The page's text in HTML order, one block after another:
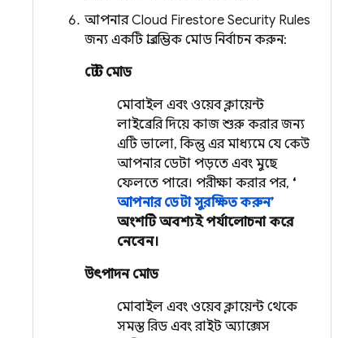
আপনারCloud Firestore Security Rules
জন্য একটি প্রারম্ভিক মোড নির্বাচন করুন:
টেস্ট মোড
মোবাইল এবং ওয়েব ক্লায়েন্ট
লাইব্রেরি দিয়ে কাজ শুরু করার জন্য
এটি ভালো, কিন্তু এর মাধ্যমে যে কেউ
আপনার ডেটা পড়তে এবং মুছে
ফেলতে পারে। পরীক্ষা করার পর, ‘
আপনার ডেটা সুরক্ষিত করুন’
অংশটি অবশ্যই পর্যালোচনা করে
নেবেন।
উৎপাদন মোড
মোবাইল এবং ওয়েব ক্লায়েন্ট থেকে
সমস্ত রিড এবং রাইট অ্যাক্সেস